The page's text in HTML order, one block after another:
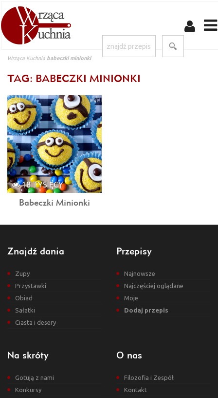
Wrząca Kuchnia babeczki minionki
TAG: BABECZKI MINIONKI
18 TYSIĘCY
Babeczki Minionki
Znajdź dania
Zupy
Przystawki
Obiad
Sałatki
Ciasta i desery
Przepisy
Najnowsze
Najczęściej oglądane
Moje
Dodaj przepis
Na skróty
Gotują z nami
Konkursy
O nas
Filozofia i Zespół
Kontakt